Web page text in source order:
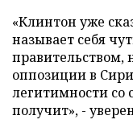
«Клинтон уже
называет себя
правительством,
оппозиции в
легитимности со
получит», -